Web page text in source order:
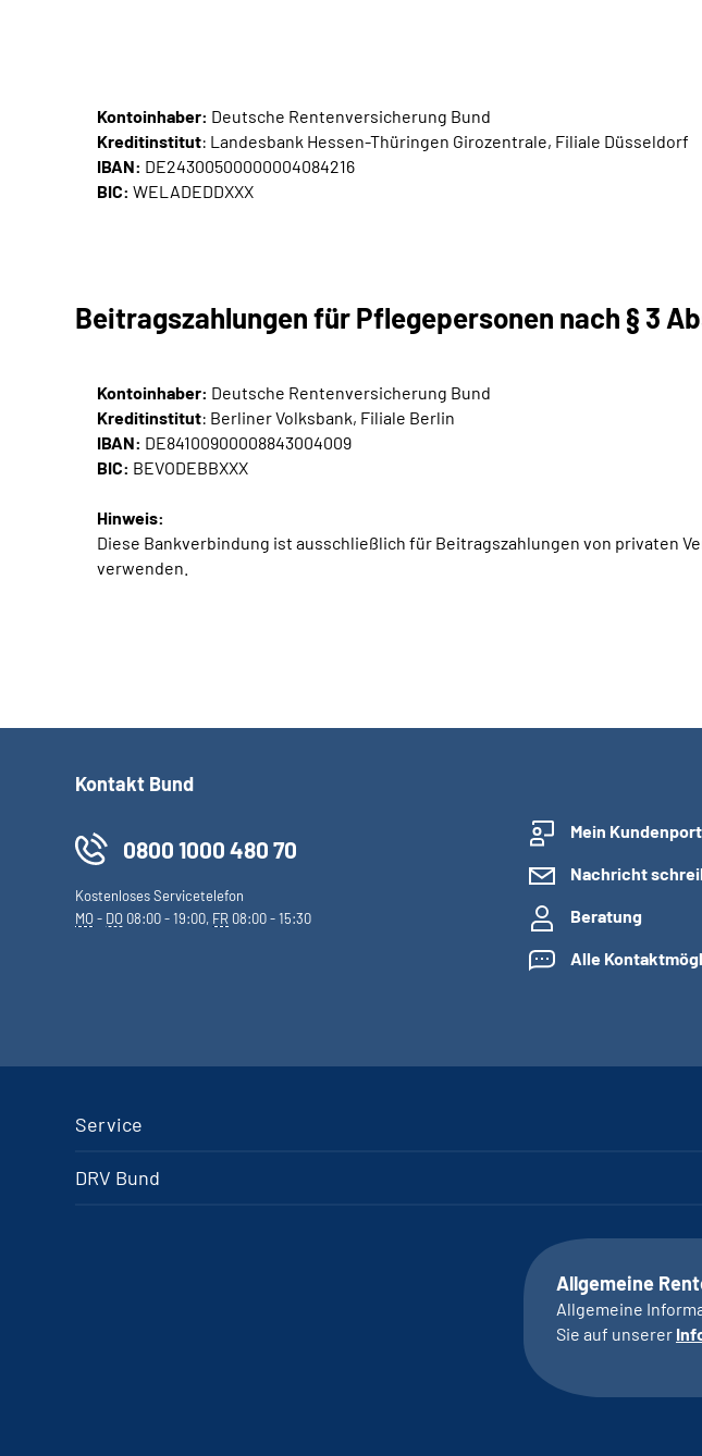
Kontoinhaber: Deutsche Rentenversicherung Bund
Kreditinstitut: Landesbank Hessen-Thüringen Girozentrale, Filiale Düsseldorf
IBAN: DE24300500000004084216
BIC: WELADEDDXXX
Beitragszahlungen für Pflegepersonen nach § 3
Kontoinhaber: Deutsche Rentenversicherung Bund
Kreditinstitut: Berliner Volksbank, Filiale Berlin
IBAN: DE84100900008843004009
BIC: BEVODEBBXXX
Hinweis:
Diese Bankverbindung ist ausschließlich für Beitragszahlungen von privaten
verwenden.
Kontakt Bund
0800 1000 480 70
Kostenloses Servicetelefon
MO- DO 08:00 - 19:00, FR 08:00 - 15:30
Mein
Nachricht
Beratung
Alle
Service
DRV Bund
Allgemeine
Allgemeine
Sie auf unserer